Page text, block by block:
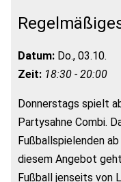
Datum: Do., 03.10.
Zeit: 18:30 - 20:00
Donnerstags spielt
Partysahne Combi.
Fußballspielenden
diesem Angebot
Fußball jenseits von